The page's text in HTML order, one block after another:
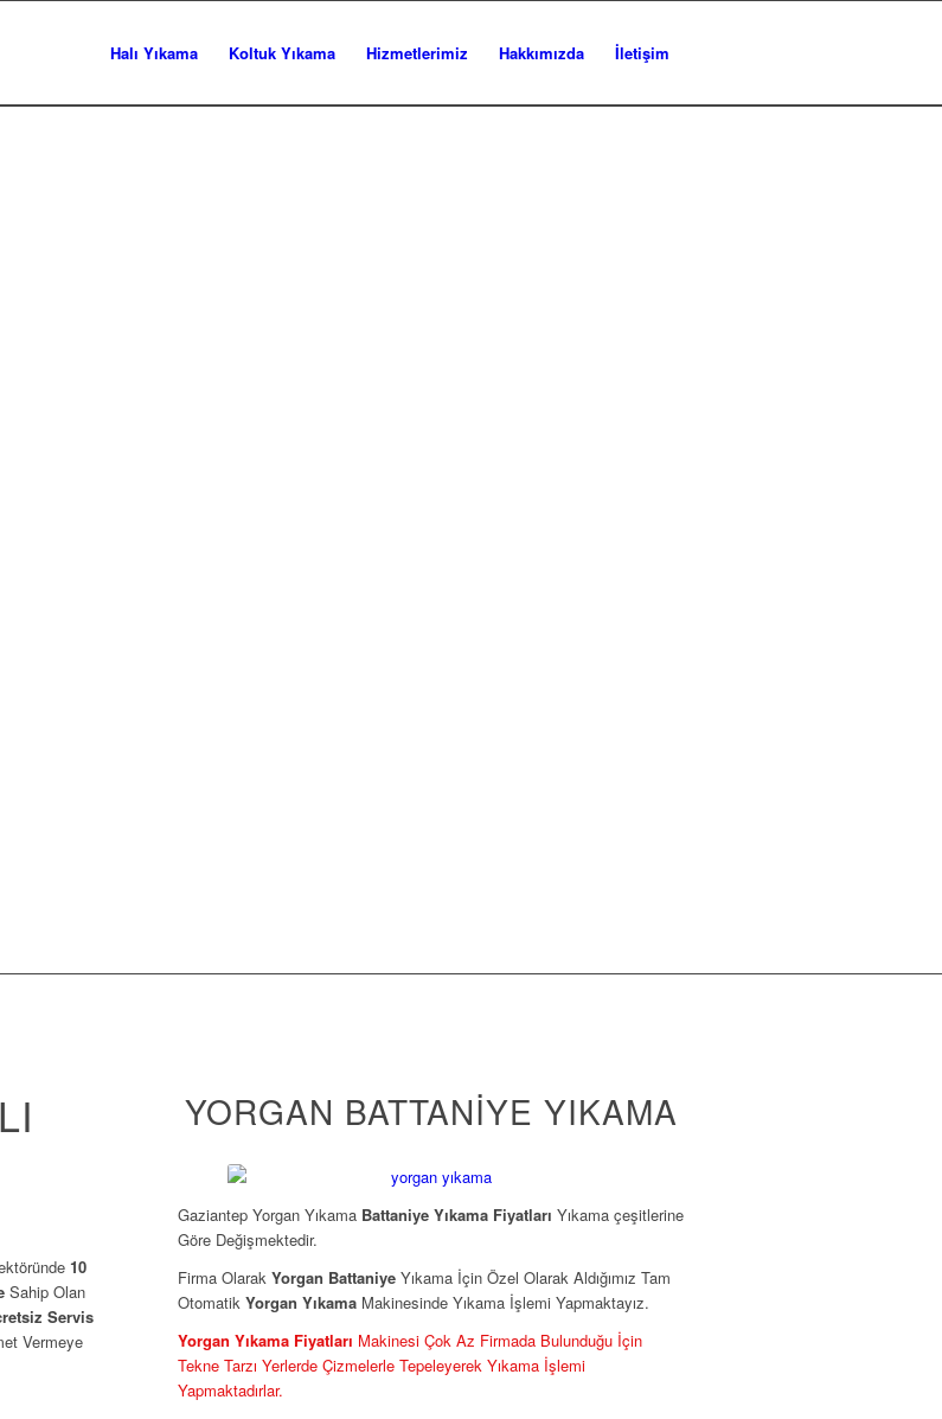
Halı Yıkama Koltuk Yıkama Hizmetlerimiz Hakkımızda İletişim
10
Sahip Olan
Servis
Vermeye
YORGAN BATTANİYE YIKAMA
Gaziantep Yorgan Yıkama Battaniye Yıkama Fiyatları Yıkama çeşitlerine
Göre Değişmektedir.
Firma OlarakYorgan Battaniye Yıkama İçin Özel Olarak Aldığımız Tam
OtomatikYorgan Yıkama Makinesinde Yıkama İşlemi Yapmaktayız.
Yorgan Yıkama Fiyatları Makinesi Çok Az Firmada Bulunduğu İçin
Tekne Tarzı Yerlerde Çizmelerle Tepeleyerek Yıkama İşlemi
Yapmaktadırlar.